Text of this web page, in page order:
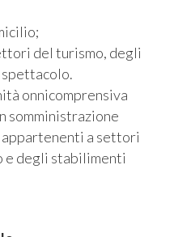
del turismo, degli
onnicomprensiva
somministrazione
a settori
e degli stabilimenti